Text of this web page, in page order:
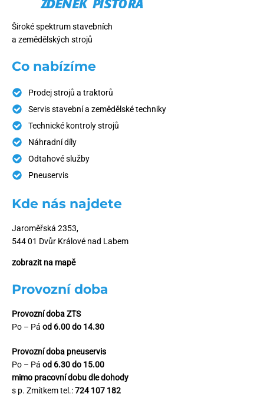
Široké spektrum stavebních
a zemědělských strojů
Co nabízíme
Prodej strojů a traktorů
Servis stavební a zemědělské techniky
Technické kontroly strojů
Náhradní díly
Odtahové služby
Pneuservis
Kde nás najdete
Jaroměřská 2353,
544 01 Dvůr Králové nad Labem
zobrazit na mapě
Provozní doba
Provozní doba ZTS
Po – Pá od 6.00 do 14.30
Provozní doba pneuservis
Po – Pá od 6.30 do 15.00
mimo pracovní dobu dle dohody
s p. Zmítkem tel.:724 107 182